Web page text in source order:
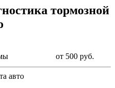
тормозной
от 500 руб.
авто